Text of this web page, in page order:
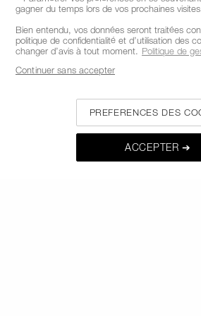
APPELEZ-NOUS AU
À PROPOS DE NARS
gagner du temps lors de vos prochaines visites.
Bien entendu, vos données seront traitées
politique de confidentialité et d’utilisation des
changer d’avis à tout moment. Politique de
ACCEPTER ➔
PREFERENCES DES
Continuer sans accepter